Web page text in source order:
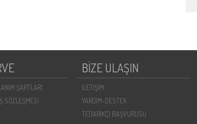
ŞARTLARI
SÖZLEŞMESI
BİZE ULAŞIN
İLETIŞIM
YARDIM-DESTEK
TEDARIKÇI BAŞVURUSU